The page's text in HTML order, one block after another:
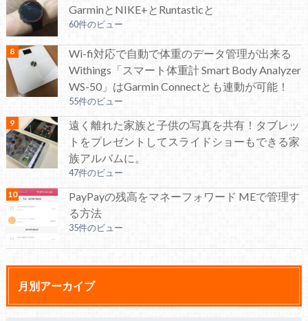
GarminとNIKE+とRuntasticと
60件のビュー
Wi-fi対応で自動で体重のデータ管理が出来る
Withings「スマート体重計 Smart Body Analyzer
WS-50」はGarmin Connectとも連動が可能！
55件のビュー
遠く離れた家族と子供の写真を共有！タブレッ
トをプレゼントしてスライドショーもできる家
族アルバムに。
47件のビュー
PayPayの残高をマネーフォワード MEで管理す
る方法
35件のビュー
月別アーカイブ